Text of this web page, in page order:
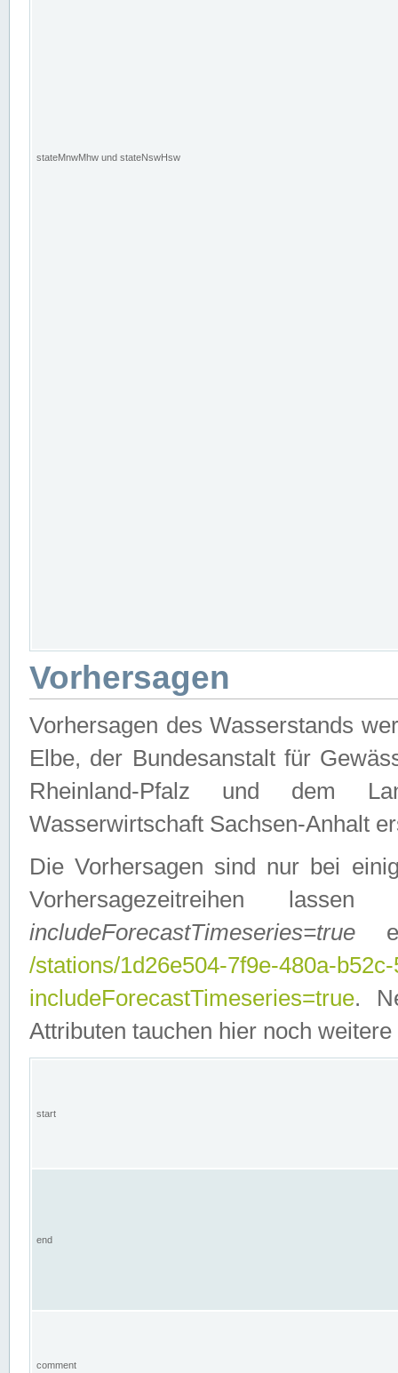
stateMnwMhw und stateNswHsw
Vorhersagen
Vorhersagen des Wasserstands
Elbe, der Bundesanstalt für
Rheinland-Pfalz und dem
Wasserwirtschaft Sachsen-Anhalt
Die Vorhersagen sind nur bei
Vorhersagezeitreihen
includeForecastTimeseries=true
/stations/1d26e504-7f9e-480a-
includeForecastTimeseries=true.
Attributen tauchen hier noch weitere
start
end
comment